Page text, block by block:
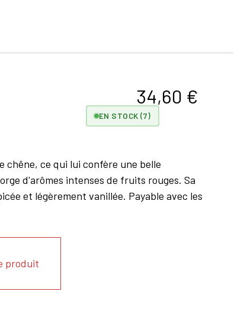
34,60 €
EN STOCK (7)
chêne, ce qui lui confère une belle
d'arômes intenses de fruits rouges. Sa
et légèrement vanillée. Payable avec les
produit